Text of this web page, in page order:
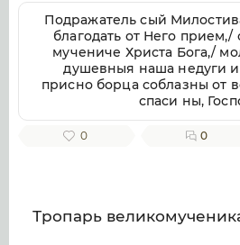
Подражатель сый
благодать от Него прием,/
мучениче Христа Бога,/
душевныя наша недуги
присно борца соблазны от
спаси ны,
0 0
Тропарь